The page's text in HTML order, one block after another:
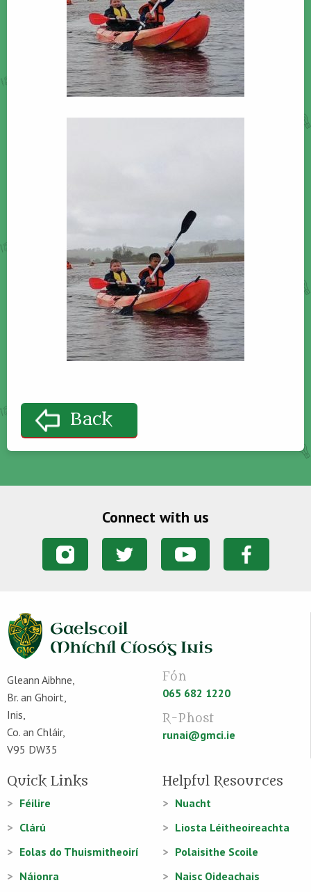
Back
Connect with us
Gleann Aibhne,
Br. an Ghoirt,
Inis,
Co. an Chláir,
V95 DW35
Fón
065 682 1220
R-Phost
runai@gmci.ie
Quick Links
Féilire
Clárú
Eolas do Thuismitheoirí
Náionra
Helpful Resources
Nuacht
Liosta Léitheoireachta
Polaisithe Scoile
Naisc Oideachais